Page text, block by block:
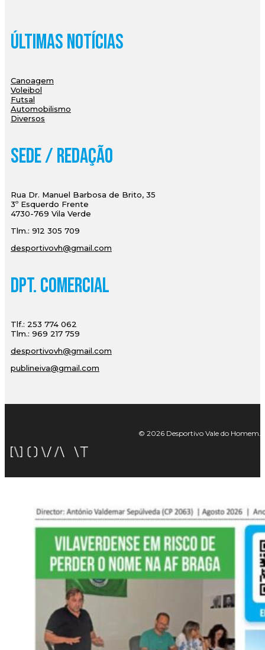
Últimas Notícias
Canoagem
Voleibol
Futsal
Automobilismo
Diversos
Sede / Redação
Rua Dr. Manuel Barbosa de Brito, 35
3º Esquerdo Frente
4730-769 Vila Verde
Tlm.: 912 305 709
desportivovh@gmail.com
Dpt. Comercial
Tlf.: 253 774 062
Tlm.: 969 217 759
desportivovh@gmail.com
publineiva@gmail.com
© 2026 Desportivo Vale do Homem.